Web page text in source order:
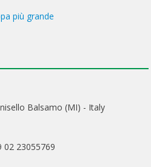
Balsamo (MI) - Italy
02 23055769